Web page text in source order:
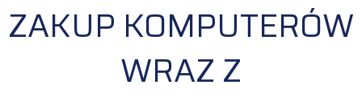
ZAKUP KOMPUTERÓW
WRAZ Z